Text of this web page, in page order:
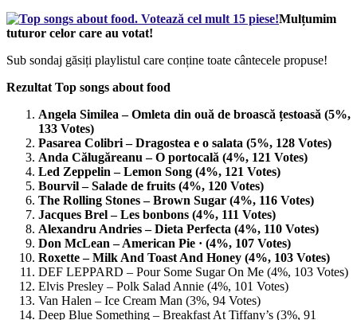
Mulțumim
tuturor celor care au votat!
Sub sondaj găsiți playlistul care conține toate cântecele propuse!
Rezultat Top songs about food
Angela Similea – Omleta din ouă de broască țestoasă (5%,
133 Votes)
Pasarea Colibri – Dragostea e o salata (5%, 128 Votes)
Anda Călugăreanu – O portocală (4%, 121 Votes)
Led Zeppelin – Lemon Song (4%, 121 Votes)
Bourvil – Salade de fruits (4%, 120 Votes)
The Rolling Stones – Brown Sugar (4%, 116 Votes)
Jacques Brel – Les bonbons (4%, 111 Votes)
Alexandru Andries – Dieta Perfecta (4%, 110 Votes)
Don McLean – American Pie · (4%, 107 Votes)
Roxette – Milk And Toast And Honey (4%, 103 Votes)
DEF LEPPARD – Pour Some Sugar On Me (4%, 103 Votes)
Elvis Presley – Polk Salad Annie (4%, 101 Votes)
Van Halen – Ice Cream Man (3%, 94 Votes)
Deep Blue Something – Breakfast At Tiffany’s (3%, 91